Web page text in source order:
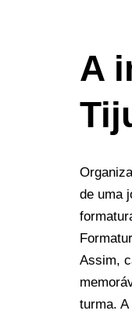
A
de uma
Assim,
turma. A